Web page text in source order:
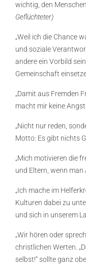
wichtig, den
Geflüchteter)
„Weil ich die Chance
und soziale
andere ein Vorbild
Gemeinschaft
„Damit aus Fremden
macht mir keine
„Nicht nur reden,
Motto: Es gibt nichts
„Mich motivieren die
und Eltern, wenn man
„Ich mache im
Kulturen dabei zu
und sich in unserem
„Wir hören oder
christlichen Werten.
selbst!“ sollte ganz